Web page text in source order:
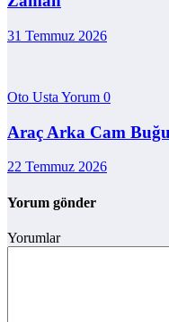
31 Temmuz 2026
Oto Usta Yorum 0
Araç Arka Cam
22 Temmuz 2026
Yorum gönder
Yorumlar